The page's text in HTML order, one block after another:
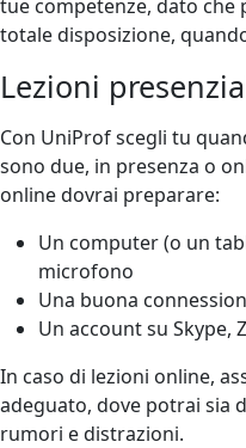
tue competenze, dato che
totale disposizione,
Lezioni
Con UniProf scegli tu
sono due, in presenza o
online dovrai preparare:
Un computer (o un
microfono
Una buona
Un account su Skype,
In caso di lezioni online,
adeguato, dove potrai sia
rumori e distrazioni.